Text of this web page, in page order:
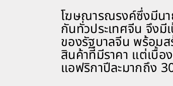
โฆษณารณรงค์ซึ่งมีนา
กันทั่วประเทศจีน จึงมี
ของรัฐบาลจีน พร้อม
สินค้าที่มีราคา แต่เบื้อ
แอฟริกาปีละมากถึง